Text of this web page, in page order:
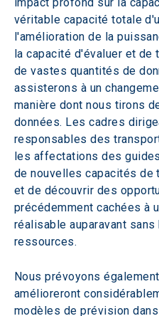
véritable capacité totale
l'amélioration de la
la capacité d'évaluer et de
de vastes quantités de
assisterons à un
manière dont nous tirons
données. Les cadres
responsables des
les affectations des
de nouvelles capacités de
et de découvrir des
précédemment cachées à
réalisable auparavant
ressources.
Nous prévoyons
amélioreront
modèles de prévision